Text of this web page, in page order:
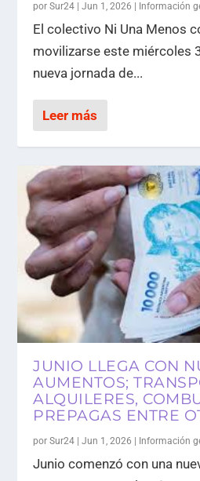
porSur24 |Jun 1, 2026 Información
El colectivo Ni Una Menos
movilizarse este miércoles
nueva jornada de...
Leer más
JUNIO LLEGA CON
AUMENTOS;
ALQUILERES,
PREPAGAS ENTRE
porSur24 |Jun 1, 2026 Información
Junio comenzó con una